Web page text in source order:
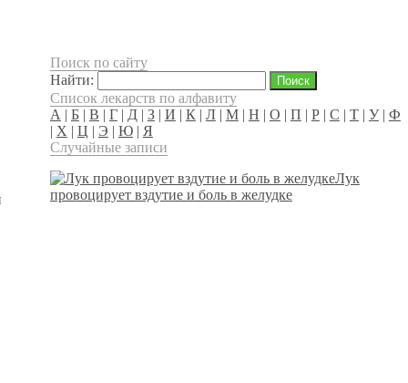
Поиск по сайту
Найти:
Список лекарств по алфавиту
А | Б| В | Г| Д| З| И | К | Л| М| Н | О | П | Р| С | Т| У| Ф
| Х | Ц | Э | Ю| Я
Случайные записи
Лук
провоцирует вздутие и боль в желудке